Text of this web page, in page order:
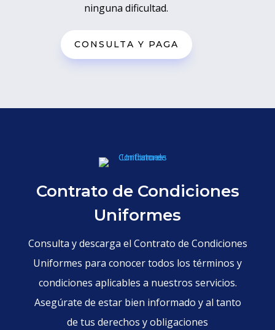
ninguna dificultad.
CONSULTA Y PAGA
Contrato de Condiciones
Uniformes
Consulta y descarga el Contrato de Condiciones
Uniformes para conocer todos los términos y
condiciones aplicables a nuestros servicios.
Asegúrate de estar bien informado y al tanto
de tus derechos y obligaciones